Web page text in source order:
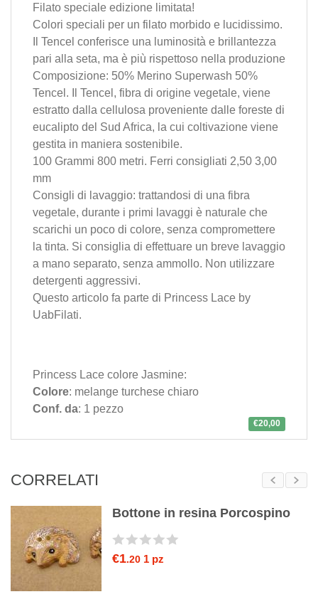
Filato speciale edizione limitata!
Colori speciali per un filato morbido e lucidissimo.
Il Tencel conferisce una luminosità e brillantezza
pari alla seta, ma è più rispettoso nella produzione
Composizione: 50% Merino Superwash 50%
Tencel. Il Tencel, fibra di origine vegetale, viene
estratto dalla cellulosa proveniente dalle foreste di
eucalipto del Sud Africa, la cui coltivazione viene
gestita in maniera sostenibile.
100 Grammi 800 metri. Ferri consigliati 2,50 3,00
mm
Consigli di lavaggio: trattandosi di una fibra
vegetale, durante i primi lavaggi è naturale che
scarichi un poco di colore, senza compromettere
la tinta. Si consiglia di effettuare un breve lavaggio
a mano separato, senza ammollo. Non utilizzare
detergenti aggressivi.
Questo articolo fa parte di Princess Lace by
UabFilati.
Princess Lace colore Jasmine:
Colore: melange turchese chiaro
Conf. da: 1 pezzo
€20,00
CORRELATI
Bottone in resina Porcospino
€1.20 1 pz